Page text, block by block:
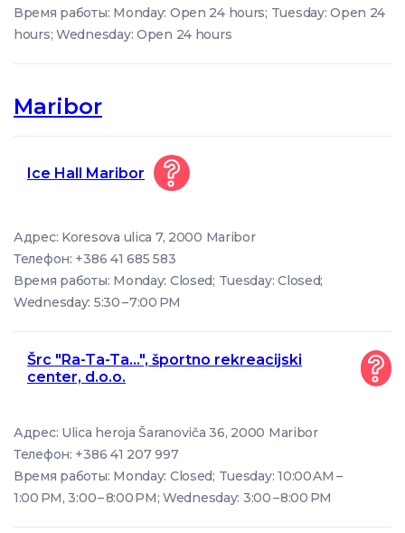
Время работы: Monday: Open 24 hours; Tuesday: Open 24
hours; Wednesday: Open 24 hours
Maribor
Ice Hall Maribor
Адрес: Koresova ulica 7, 2000 Maribor
Телефон: +386 41 685 583
Время работы: Monday: Closed; Tuesday: Closed;
Wednesday: 5:30 – 7:00 PM
Šrc "Ra-Ta-Ta...", športno rekreacijski
center, d.o.o.
Адрес: Ulica heroja Šaranoviča 36, 2000 Maribor
Телефон: +386 41 207 997
Время работы: Monday: Closed; Tuesday: 10:00 AM –
1:00 PM, 3:00 – 8:00 PM; Wednesday: 3:00 – 8:00 PM